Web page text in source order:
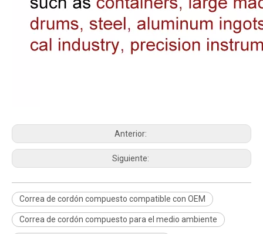
Anterior:
Siguiente:
Correa de cordón compuesto compatible con OEM
Correa de cordón compuesto para el medio ambiente